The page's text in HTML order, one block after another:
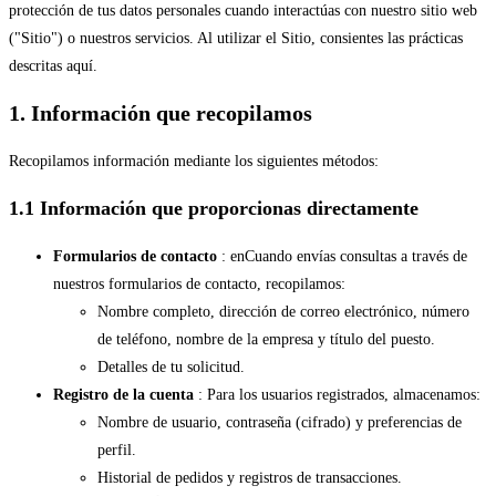
protección de tus datos personales cuando interactúas con nuestro sitio web
("Sitio") o nuestros servicios. Al utilizar el Sitio, consientes las prácticas
descritas aquí.
1. Información que recopilamos
Recopilamos información mediante los siguientes métodos:
1.1 Información que proporcionas directamente
Formularios de contacto : enCuando envías consultas a través de
nuestros formularios de contacto, recopilamos:
Nombre completo, dirección de correo electrónico, número
de teléfono, nombre de la empresa y título del puesto.
Detalles de tu solicitud.
Registro de la cuenta : Para los usuarios registrados, almacenamos:
Nombre de usuario, contraseña (cifrado) y preferencias de
perfil.
Historial de pedidos y registros de transacciones.